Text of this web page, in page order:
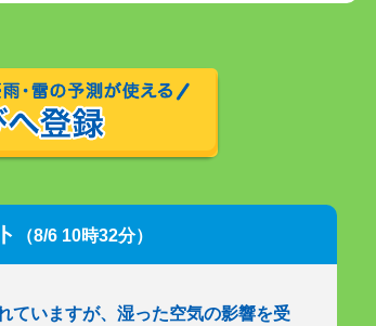
（8/6 10時32分）
ていますが、湿った空気の影響を受